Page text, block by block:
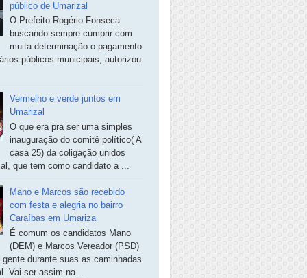
público de Umarizal
O Prefeito Rogério Fonseca
buscando sempre cumprir com
muita determinação o pagamento
públicos municipais, autorizou
Vermelho e verde juntos em
Umarizal
O que era pra ser uma simples
inauguração do comitê político( A
casa 25) da coligação unidos
que tem como candidato a ...
Mano e Marcos são recebido
com festa e alegria no bairro
Caraíbas em Umariza
É comum os candidatos Mano
(DEM) e Marcos Vereador (PSD)
gente durante suas as caminhadas
Vai ser assim na...